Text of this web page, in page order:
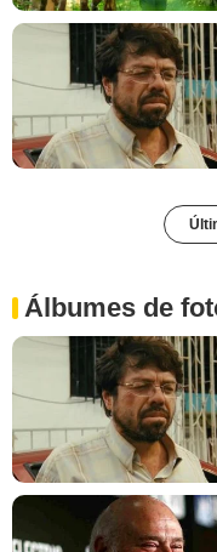
Álbumes de